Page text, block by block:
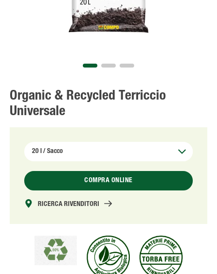
Organic & Recycled Terriccio
Universale
COMPRA ONLINE
RICERCA RIVENDITORI